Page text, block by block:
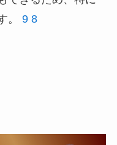
。 9 8